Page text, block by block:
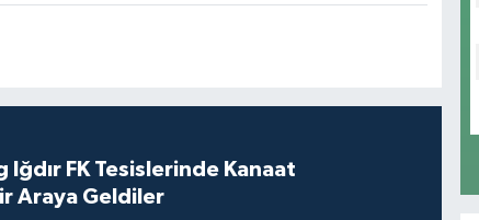
FK Tesislerinde Kanaat
Araya Geldiler